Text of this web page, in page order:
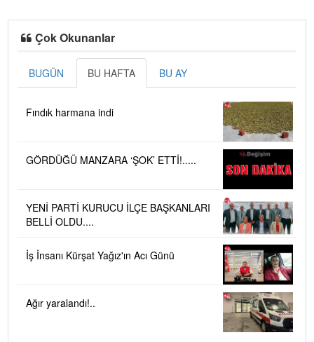
Çok Okunanlar
BUGÜN BU HAFTA BU AY
Fındık harmana indi
GÖRDÜĞÜ MANZARA ‘ŞOK’ ETTİ!.....
YENİ PARTİ KURUCU İLÇE BAŞKANLARI
BELLİ OLDU....
İş İnsanı Kürşat Yağız'ın Acı Günü
Ağır yaralandı!..